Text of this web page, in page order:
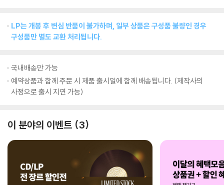
LP는 개봉 후 변심 반품이 불가하며, 일부 상품은 구성품 불량인 경우
구성품만 별도 교환 처리됩니다.
국내배송만 가능
예약상품과 함께 주문 시 제품 출시일에 함께 배송됩니다. (제작사의
사정으로 출시 지연 가능)
이 분야의 이벤트 3